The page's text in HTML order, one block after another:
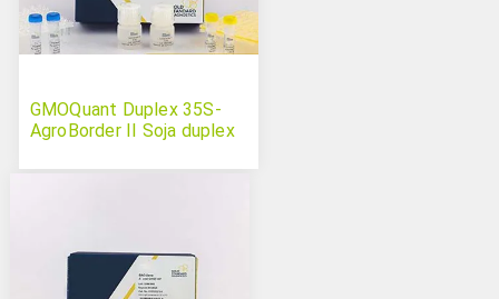
GMOQuant Duplex 35S-
AgroBorder II Soja duplex